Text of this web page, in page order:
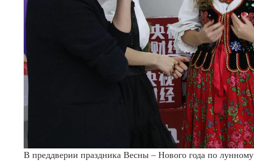
В преддверии праздника Весны – Нового года по